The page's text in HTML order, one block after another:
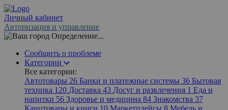
Личный кабинет
Авторизация и управление
Определение...
Сообщить о проблеме
Категории
Все категории:
Автотовары 26 Банки и платежные системы 36 Бытовая
техника 120 Доставка 43 Досуг и развлечения 1 Еда и
напитки 56 Здоровье и медицина 84 Знакомства 37
Канцтовары и книги 10 Маркетплейсы 8 Мебель и